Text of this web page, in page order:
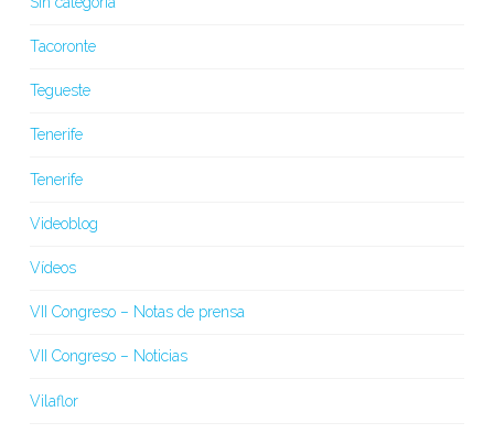
Tacoronte
Tegueste
Tenerife
Tenerife
Videoblog
Vídeos
VII Congreso – Notas de prensa
VII Congreso – Noticias
Vilaflor